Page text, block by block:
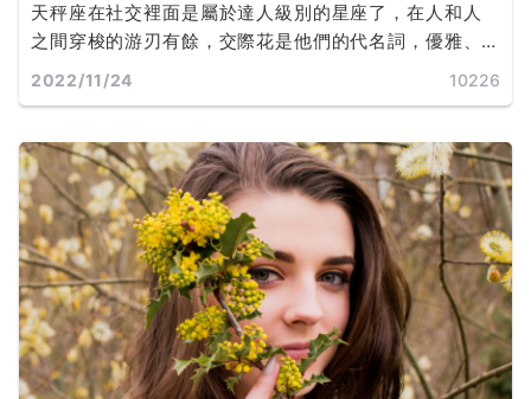
天秤座在社交裡面是屬於達人級別的星座了，在人和人
之間穿梭的游刃有餘，交際花是他們的代名詞，優雅、
知性，讓人感覺氣質很高貴。
2022/11/24 10226